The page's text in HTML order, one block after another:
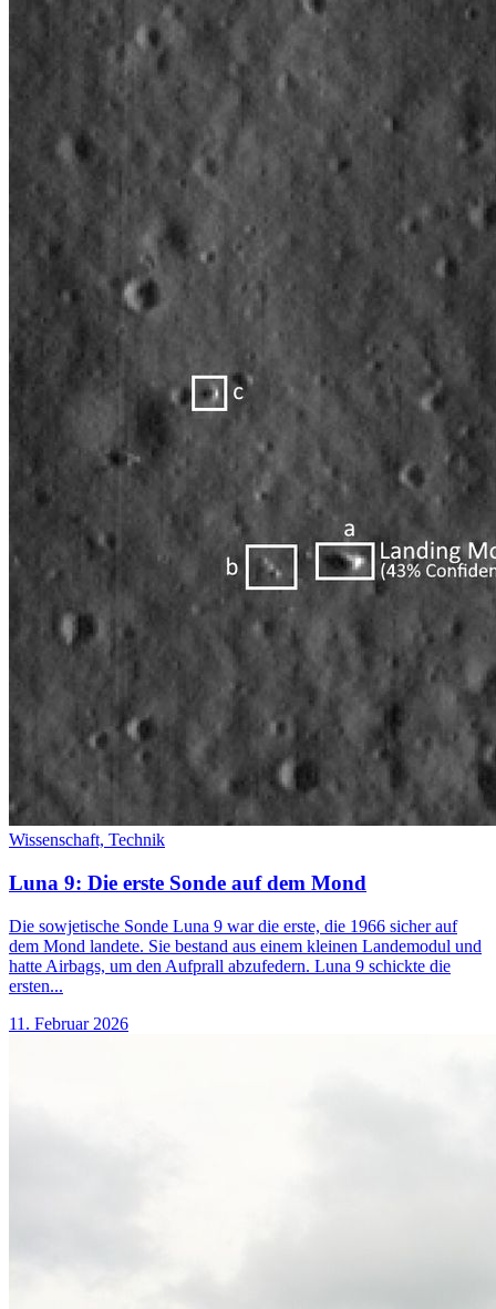
Wissenschaft, Technik
Luna 9: Die erste Sonde auf dem Mond
Die sowjetische Sonde Luna 9 war die erste, die 1966 sicher auf
dem Mond landete. Sie bestand aus einem kleinen Landemodul und
hatte Airbags, um den Aufprall abzufedern. Luna 9 schickte die
ersten...
11. Februar 2026